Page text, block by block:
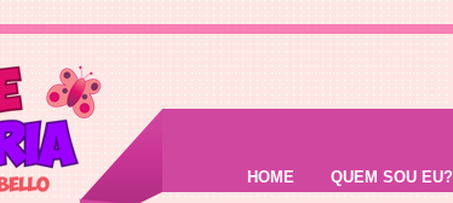
HOME QUEM SOU EU?